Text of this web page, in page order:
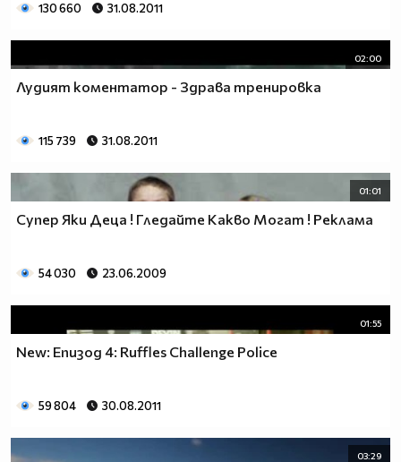
130 660 31.08.2011
02:00
Лудият коментатор - Здрава тренировка
115 739 31.08.2011
01:01
Супер Яки Деца ! Гледайте Какво Могат ! Реклама
54 030 23.06.2009
01:55
New: Епизод 4: Ruffles Challenge Police
59 804 30.08.2011
03:29